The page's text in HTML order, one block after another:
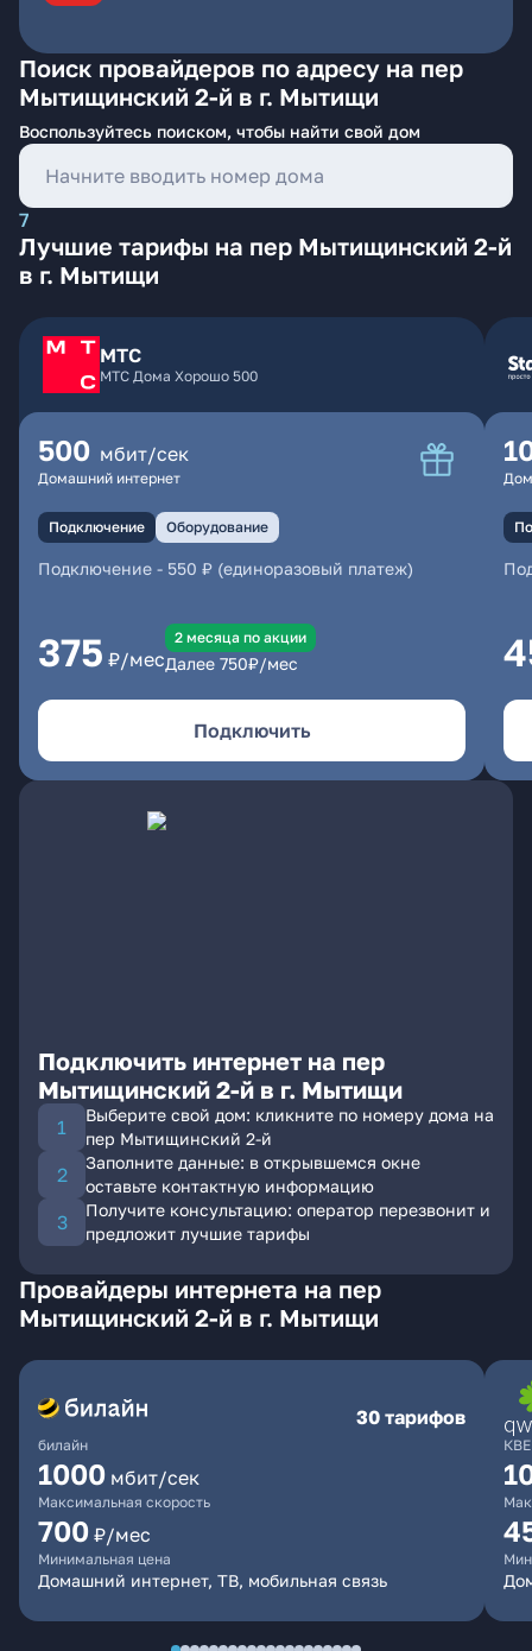
Поиск провайдеров по адресу на пер
Мытищинский 2-й в г. Мытищи
Воспользуйтесь поиском, чтобы найти свой дом
7
Лучшие тарифы на пер Мытищинский 2-й
в г. Мытищи
МТС
МТС Дома Хорошо 500
500 мбит/сек
Домашний интернет
Подключение Оборудование
Подключение - 550 ₽ (единоразовый платеж)
375 ₽/мес
2 месяцa по акции
Далее 750₽/мес
Подключить
Подключить интернет на пер
Мытищинский 2-й в г. Мытищи
Выберите свой дом: кликните по номеру дома на
пер Мытищинский 2-й
Заполните данные: в открывшемся окне
оставьте контактную информацию
Получите консультацию: оператор перезвонит и
предложит лучшие тарифы
Провайдеры интернета на пер
Мытищинский 2-й в г. Мытищи
билайн
30 тарифов
1000 мбит/сек
Максимальная скорость
700 ₽/мес
Минимальная цена
Домашний интернет, ТВ, мобильная связь